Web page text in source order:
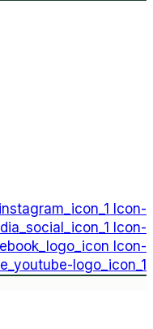
Icon-
Icon-
Icon-
logo_icon_1